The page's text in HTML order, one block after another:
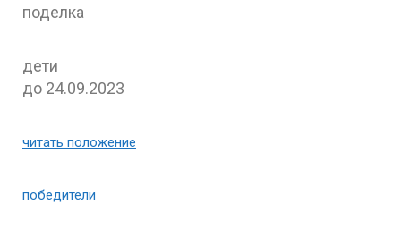
поделка
дети
до 24.09.2023
читать положение
победители